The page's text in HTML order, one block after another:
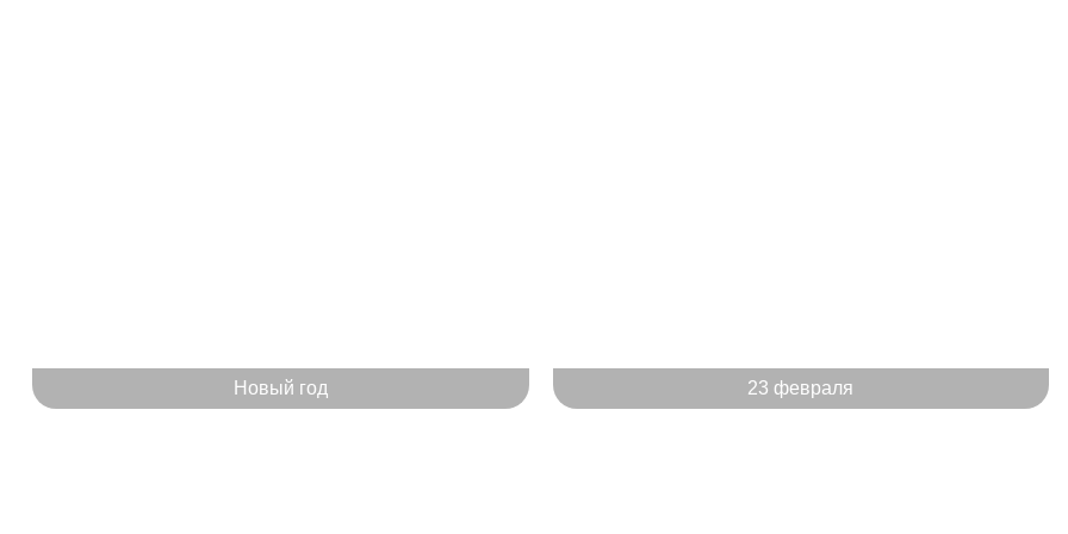
Новый год 23 февраля